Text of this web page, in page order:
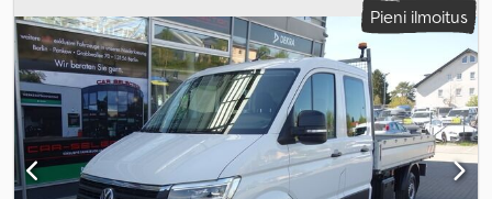
ABS, elektroninen ajonvakautusjärjestelmä (ESP), ilmastointi,
keskuslukitus, noesuodatin, nosturi,
Pieni ilmoitus